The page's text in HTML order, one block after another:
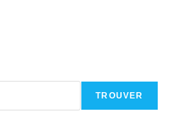
TROUVER